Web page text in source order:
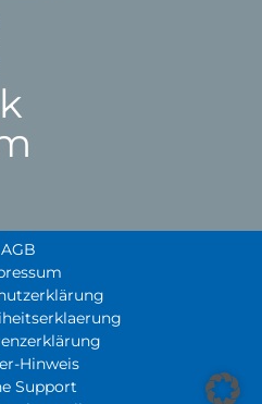
AGB
Hinweis
Support